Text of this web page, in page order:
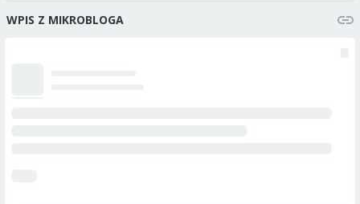
WPIS Z MIKROBLOGA